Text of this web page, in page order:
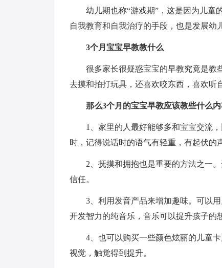
幼儿期也称“游戏期”，这是因为儿童
自我教育和自我治疗的手段，也是发展幼
3个月宝宝早教教什么
很多家长很疑惑宝宝的早教究竟是教
去摸和拍打玩具，还喜欢咬东西，喜欢听
那么3个月的宝宝早教应该教些什么内
1、家里的人最好能够多和宝宝交流
时，记得说话时的语气有轻重，有起伏的
2、抚摸和拥抱也是重要的方法之一
信任。
3、利用发音产品来增加趣味。可以
开发智力的纯音乐，音乐可以提升孩子的
4、也可以购买一些颜色炫丽的儿童
视觉，触觉得到提升。